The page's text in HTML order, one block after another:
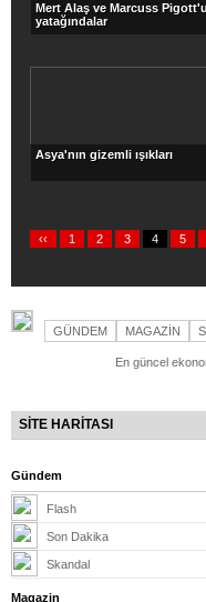
Mert Alaş ve Marcuss
yatağındalar
Asya'nın gizemli ışıkları
‹‹ 1 2 3 4 5
GÜNDEM MAGAZİN
En güncel
SİTE HARİTASI
Gündem
Flash
Son Dakika
Skandal
Magazin